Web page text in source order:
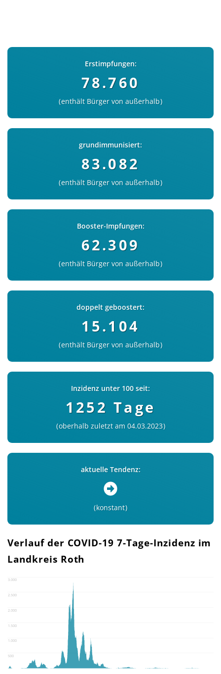
Erstimpfungen:
78.760
enthält Bürger von außerhalb
grundimmunisiert:
83.082
enthält Bürger von außerhalb
Booster-Impfungen:
62.309
enthält Bürger von außerhalb
doppelt geboostert:
15.104
enthält Bürger von außerhalb
Inzidenz unter 100 seit:
1252 Tage
oberhalb zuletzt am 04.03.2023
aktuelle Tendenz:
konstant
Verlauf der COVID-19 7-Tage-Inzidenz im
Landkreis Roth
500
1.000
1.500
2.000
2.500
3.000